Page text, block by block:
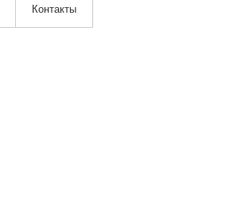
Контакты